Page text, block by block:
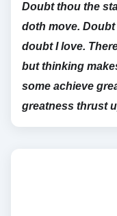
Doubt thou the
doth move.
doubt I love.
but thinking
some achieve
greatness thrust